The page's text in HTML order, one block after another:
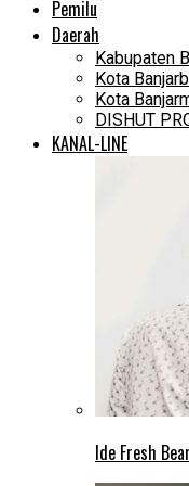
Pemilu
Daerah
Kabupaten
Kota
Kota
DISHUT
KANAL-LINE
Ide Fresh